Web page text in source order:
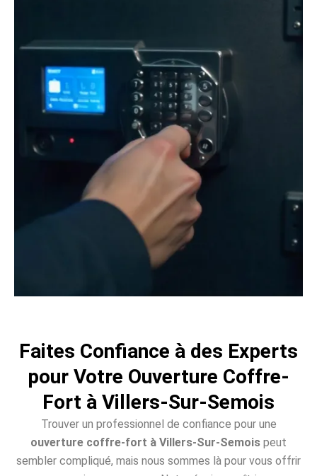
Faites Confiance à des Experts
pour Votre Ouverture Coffre-
Fort à Villers-Sur-Semois
Trouver un professionnel de confiance pour une
ouverture coffre-fort à Villers-Sur-Semois peut
sembler compliqué, mais nous sommes là pour vous offrir